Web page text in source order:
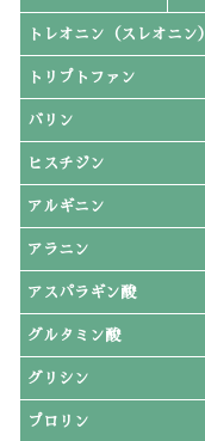
トレオニン（スレオニン）
トリプトファン
バリン
ヒスチジン
アルギニン
アラニン
アスパラギン酸
グルタミン酸
グリシン
プロリン